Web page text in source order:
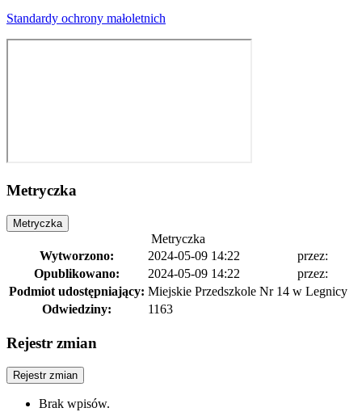
Standardy ochrony małoletnich
Metryczka
Metryczka
Metryczka
Wytworzono:
2024-05-09 14:22
przez:
Opublikowano:
2024-05-09 14:22
przez:
Podmiot udostępniający: Miejskie Przedszkole Nr 14 w Legnicy
Odwiedziny:
1163
Rejestr zmian
Rejestr zmian
Brak wpisów.